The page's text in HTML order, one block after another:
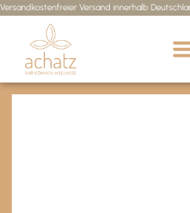
Versandkostenfreier Versand innerhalb